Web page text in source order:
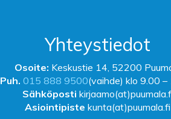
Yhteystiedot
Osoite: Keskustie 14, 52200
Puh. 015 888 9500(vaihde) klo 9.00 –
Sähköposti
Asiointipiste kunta(at)puumala.fi